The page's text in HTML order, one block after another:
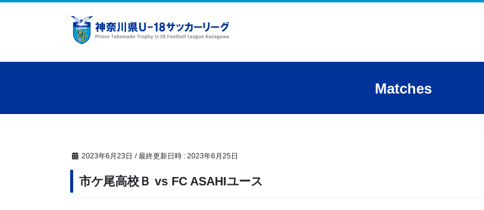
ツ
シ
Matches
2023年6月23日 / 最終更新日時 : 2023年6月25日
市ケ尾高校Ｂ vs FC ASAHIユース